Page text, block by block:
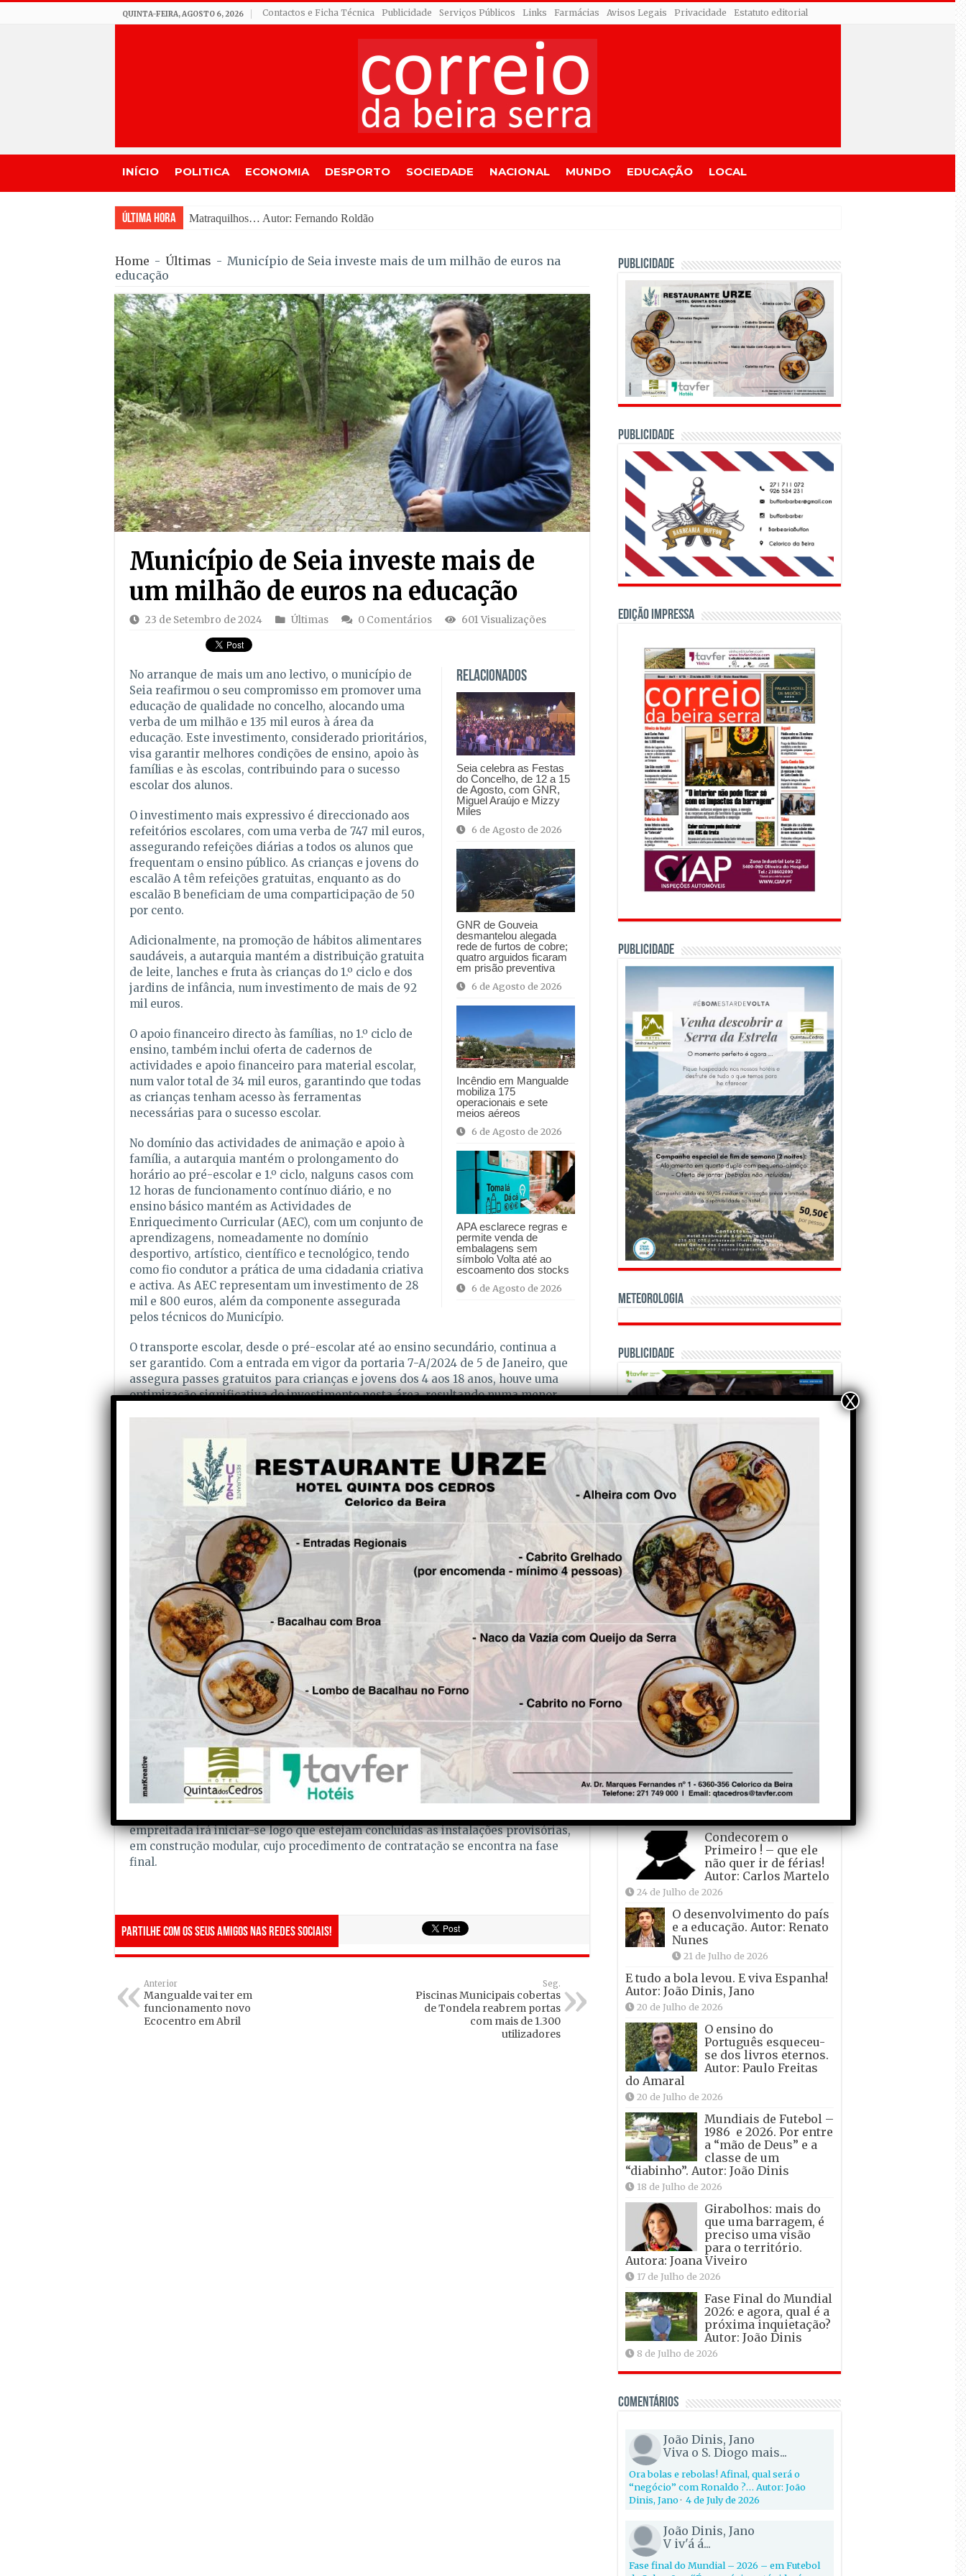
QUINTA-FEIRA, AGOSTO 6, 2026 Contactos e Ficha Técnica Publicidade Serviços Públicos Links Farmácias Avisos Legais Privacidade Estatuto editorial
INÍCIO POLITICA ECONOMIA DESPORTO SOCIEDADE NACIONAL MUNDO EDUCAÇÃO LOCAL
Última Hora APA esclarece regras e perm
Home - Últimas - Município de Seia investe mais de um milhão de euros na
educação
Município de Seia investe mais de
um milhão de euros na educação
23 de Setembro de 2024 Últimas 0 Comentários 601 Visualizações
Relacionados
Seia celebra as Festas
do Concelho, de 12 a 15
de Agosto, com GNR,
Miguel Araújo e Mizzy
Miles
6 de Agosto de 2026
GNR de Gouveia
desmantelou alegada
rede de furtos de cobre;
quatro arguidos ficaram
em prisão preventiva
6 de Agosto de 2026
Incêndio em Mangualde
mobiliza 175
operacionais e sete
meios aéreos
6 de Agosto de 2026
APA esclarece regras e
permite venda de
embalagens sem
símbolo Volta até ao
escoamento dos stocks
6 de Agosto de 2026
No arranque de mais um ano lectivo, o município de
Seia reafirmou o seu compromisso em promover uma
educação de qualidade no concelho, alocando uma
verba de um milhão e 135 mil euros à área da
educação. Este investimento, considerado prioritários,
visa garantir melhores condições de ensino, apoio às
famílias e às escolas, contribuindo para o sucesso
escolar dos alunos.
O investimento mais expressivo é direccionado aos
refeitórios escolares, com uma verba de 747 mil euros,
assegurando refeições diárias a todos os alunos que
frequentam o ensino público. As crianças e jovens do
escalão A têm refeições gratuitas, enquanto as do
escalão B beneficiam de uma comparticipação de 50
por cento.
Adicionalmente, na promoção de hábitos alimentares
saudáveis, a autarquia mantém a distribuição gratuita
de leite, lanches e fruta às crianças do 1.º ciclo e dos
jardins de infância, num investimento de mais de 92
mil euros.
O apoio financeiro directo às famílias, no 1.º ciclo de
ensino, também inclui oferta de cadernos de
actividades e apoio financeiro para material escolar,
num valor total de 34 mil euros, garantindo que todas
as crianças tenham acesso às ferramentas
necessárias para o sucesso escolar.
No domínio das actividades de animação e apoio à
família, a autarquia mantém o prolongamento do
horário ao pré-escolar e 1.º ciclo, nalguns casos com
12 horas de funcionamento contínuo diário, e no
ensino básico mantém as Actividades de
Enriquecimento Curricular (AEC), com um conjunto de
aprendizagens, nomeadamente no domínio
desportivo, artístico, científico e tecnológico, tendo
como fio condutor a prática de uma cidadania criativa
e activa. As AEC representam um investimento de 28
mil e 800 euros, além da componente assegurada
pelos técnicos do Município.
O transporte escolar, desde o pré-escolar até ao ensino secundário, continua a
ser garantido. Com a entrada em vigor da portaria 7-A/2024 de 5 de Janeiro, que
assegura passes gratuitos para crianças e jovens dos 4 aos 18 anos, houve uma
optimização significativa do investimento nesta área, resultando numa menor
carreiras públicas, tendo este ano sido implementados dois novos circuitos. As
crianças do pré-escolar e do 1.º ciclo viajam acompanhadas com vigilante e onde
não é possível o Serviço Público de Transporte de Passageiros, a autarquia
assegura o transporte através de circuitos especiais, num investimento de 136
Por sua vez, a autarquia conta despender 46 mil e 250 euros nas visitas de estudo.
Este apoio é para todos os estudantes do ensino público e preconiza uma verba
de 20 euros por aluno para viagens fora do concelho e 5€ para viagens dentro do
Entre os apoios constam, ainda, a atribuição de Bolsas de Estudo para os
estudantes do ensino superior, reflectindo-se na atribuição de 50 bolsas de
estudo, de mil euros cada, as quais quintuplicaram (de 10 para 50) no actual
quadriénio autárquico.
O pacote de medidas visa proporcionar uma educação inclusiva e de qualidade,
reduzindo o impacto financeiro sobre as famílias e promovendo a igualdade de
oportunidades no acesso ao ensino.
Ao nível das infra-estruturas, além da manutenção corrente que tem vindo a ser
realizada no parque escolar, encontra-se adjudicada, à empresa Manteivias,
através de concurso público internacional, a obra de requalificação da Escola
Secundária de Seia, no valor de 6,657 milhões de euros.
empreitada irá iniciar-se logo que estejam concluídas as instalações provisórias,
em construção modular, cujo procedimento de contratação se encontra na fase
final.
Partilhe com os seus amigos nas redes sociais!
Anterior
Mangualde vai ter em
funcionamento novo
Ecocentro em Abril
Seg.
Piscinas Municipais cobertas
de Tondela reabrem portas
com mais de 1.300
utilizadores
PUBLICIDADE
PUBLICIDADE
Edição Impressa
PUBLICIDADE
Meteorologia
Publicidade
OPINIÃO E CRÓNICAS
Matraquilhos… Autor:
Fernando Roldão
6 de Agosto de 2026
A marca Sporting em
todo o mundo está a
crescer atrás de
Ronaldo. Autor: Paulo
Freitas do Amaral
5 de Agosto de 2026
Falso crescimento…
Autor: Nuno Pereira
1 de Agosto de 2026
Tadei Pogacar vence o
“Tour” – A “Volta a
França em Bicicleta”
pela quinta vez! Autor:
João Dinis
Condecorem o
Primeiro ! – que ele
não quer ir de férias!
Autor: Carlos Martelo
24 de Julho de 2026
O desenvolvimento do país
e a educação. Autor: Renato
Nunes
21 de Julho de 2026
E tudo a bola levou. E viva Espanha!
Autor: João Dinis, Jano
20 de Julho de 2026
O ensino do
Português esqueceu-
se dos livros eternos.
Autor: Paulo Freitas
do Amaral
20 de Julho de 2026
Mundiais de Futebol –
1986 e 2026. Por entre
a “mão de Deus” e a
classe de um
“diabinho”. Autor: João Dinis
18 de Julho de 2026
Girabolhos: mais do
que uma barragem, é
preciso uma visão
para o território.
Autora: Joana Viveiro
17 de Julho de 2026
Fase Final do Mundial
2026: e agora, qual é a
próxima inquietação?
Autor: João Dinis
8 de Julho de 2026
Comentários
João Dinis, Jano
Viva o S. Diogo mais...
Ora bolas e rebolas! Afinal, qual será o
“negócio” com Ronaldo ?… Autor: João
Dinis, Jano· 4 de July de 2026
João Dinis, Jano
V iv'á á...
Fase final do Mundial – 2026 – em Futebol
X